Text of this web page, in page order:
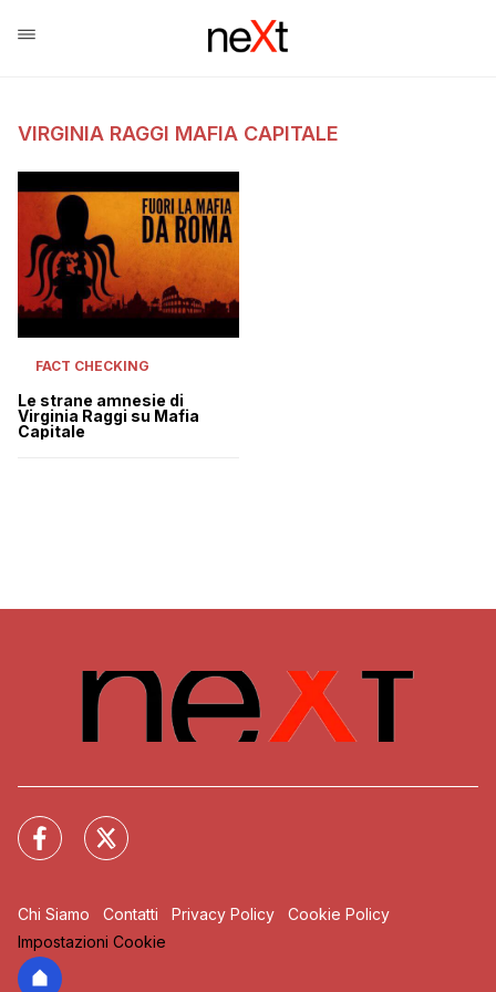
VIRGINIA RAGGI MAFIA CAPITALE
FACT CHECKING
Le strane amnesie di
Virginia Raggi su Mafia
Capitale
Chi Siamo Contatti Privacy Policy
Cookie Policy
Impostazioni Cookie